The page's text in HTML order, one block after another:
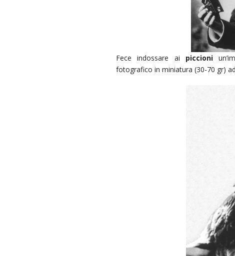
Fece indossare ai piccioni
fotografico in miniatura (30-70 gr)